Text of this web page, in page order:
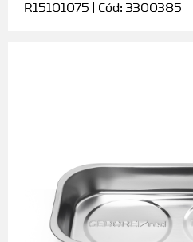
R15101075 | Cód: 3300385